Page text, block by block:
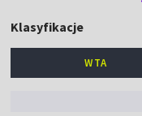
Klasyfikacje
WTA